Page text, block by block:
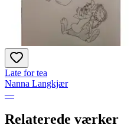
Late for tea
Nanna Langkjær
—
Relaterede værker